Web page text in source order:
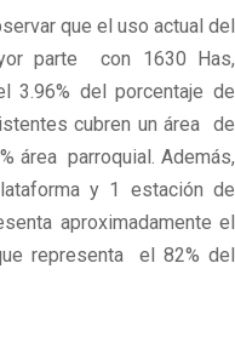
que el uso actual del
parte con 1630 Has,
3.96% del porcentaje de
cubren un área de
área parroquial. Además,
y 1 estación de
aproximadamente el
representa el 82% del